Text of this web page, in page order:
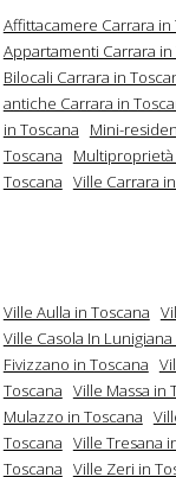
Affittacamere Carrara in
Appartamenti Carrara in
Bilocali Carrara in
antiche Carrara in
in Toscana
Mini-
Toscana
Multiproprietà
Toscana Ville Carrara
Ville Aulla in Toscana
Ville Casola In
Fivizzano in Toscana
Toscana Ville Massa in
Mulazzo in Toscana
Toscana Ville Tresana
Toscana Ville Zeri in